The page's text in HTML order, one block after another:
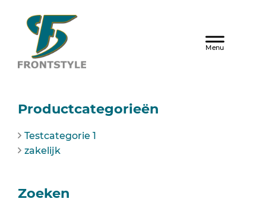
naar
de
hoofd
inhoud
Frontstyle
Header
Rechts
Webshop
Productcategorieën
Testcategorie 1
zakelijk
Zoeken